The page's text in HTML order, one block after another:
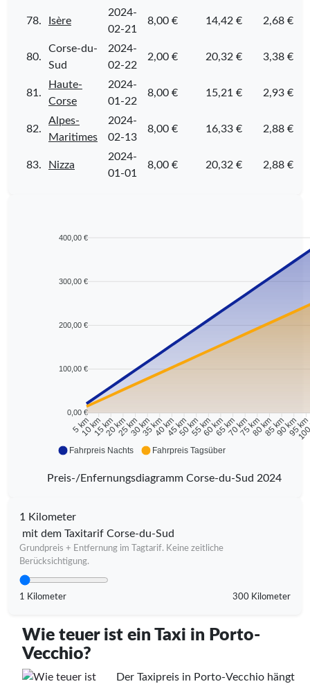
78. Isère
2024-
02-21
8,00 € 14,42 € 2,68 €
80.
Corse-du-
Sud
2024-
02-22
2,00 € 20,32 € 3,38 €
81.
Haute-
Corse
2024-
01-22
8,00 € 15,21 € 2,93 €
82.
Alpes-
Maritimes
2024-
02-13
8,00 € 16,33 € 2,88 €
83. Nizza
2024-
01-01
8,00 € 20,32 € 2,88 €
400,00 €
300,00 €
200,00 €
100,00 €
0,00 €
5 km
10 km15 km20 km25 km30 km35 km40 km45 km50 km55 km60 km65 km70 km75 km80 km85 km90 km95 km
Fahrpreis Nachts Fahrpreis Tagsüber
Preis-/Enfernungsdiagramm Corse-du-Sud 2024
1 Kilometer
mit dem Taxitarif Corse-du-Sud
Grundpreis + Entfernung im Tagtarif. Keine zeitliche
Berücksichtigung.
1 Kilometer 300 Kilometer
Wie teuer ist ein Taxi in Porto-
Vecchio?
Der Taxipreis in Porto-Vecchio hängt